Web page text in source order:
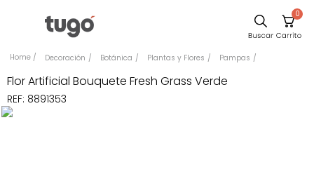
0
Decoración Botánica Plantas y Flores Pampas
Flor Artificial Bouquete Fresh Grass Verde
REF: 8891353
Comedor
Escritorio